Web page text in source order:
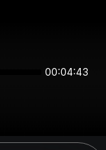
00:04:43